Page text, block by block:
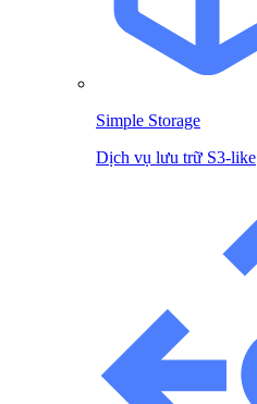
Simple Storage
Dịch vụ lưu trữ S3-like